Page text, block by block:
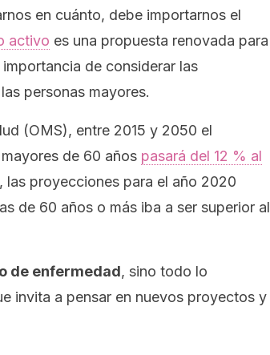
en cuánto, debe importarnos el
activo es una propuesta renovada para
de considerar las
personas mayores.
(OMS), entre 2015 y 2050 el
de 60 años pasará del 12 % al
proyecciones para el año 2020
de 60 años o más iba a ser superior al
de enfermedad, sino todo lo
invita a pensar en nuevos proyectos y